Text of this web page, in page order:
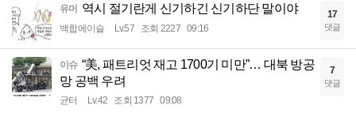
유머 역시 절기란게 신기하긴 신기하단 말이야
백합에이슬 Lv.57 조회 2227 09:16
17
댓글
이슈 “美, 패트리엇 재고 1700기 미만”… 대북 방공
망 공백 우려
균터 Lv.42 조회 1377 09:08
7
댓글